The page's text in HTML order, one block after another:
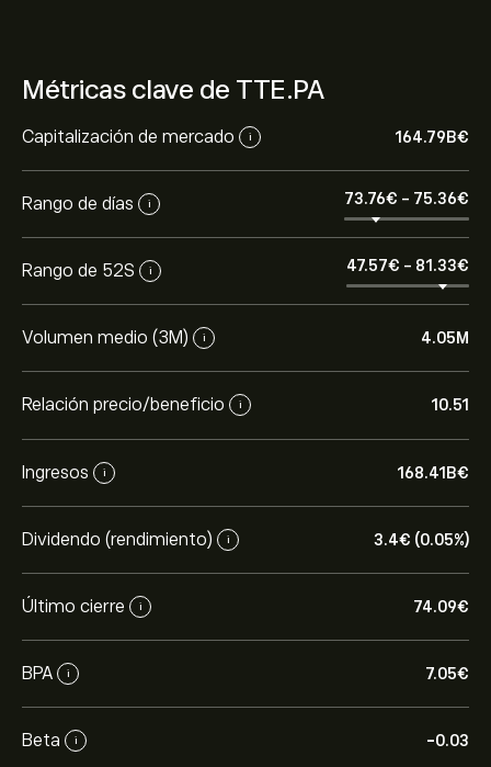
Métricas clave de TTE.PA
Capitalización de mercado i 164.79B‎€‎
Rango de días i 73.76‎€‎ - 75.36‎€‎
Rango de 52S i 47.57‎€‎ - 81.33‎€‎
Volumen medio (3M) i 4.05M
Relación precio/beneficio i 10.51
Ingresos i 168.41B‎€‎
Dividendo (rendimiento) i 3.4‎€‎ (0.05%)
Último cierre i 74.09‎€‎
BPA i 7.05‎€‎
Beta i -0.03